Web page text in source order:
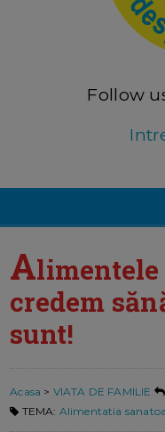
Follow
Alimentele
credem
sunt!
Acasa > VIATA DE FAMILIE
TEMA: Alimentatia